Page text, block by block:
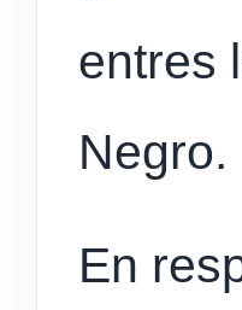
entres
Negro.
En